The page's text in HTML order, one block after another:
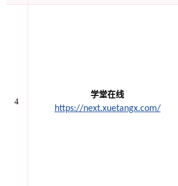
4
学堂在线
https://next.xuetangx.com/